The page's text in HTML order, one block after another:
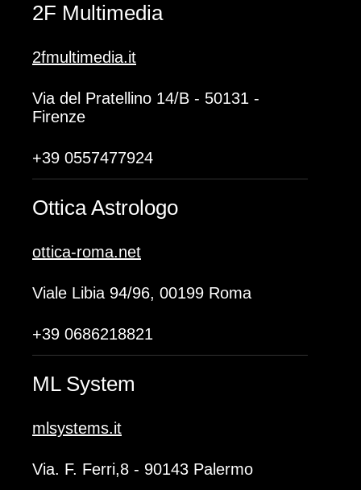
2F Multimedia
2fmultimedia.it
Via del Pratellino 14/B - 50131 -
Firenze
+39 0557477924
Ottica Astrologo
ottica-roma.net
Viale Libia 94/96, 00199 Roma
+39 0686218821
ML System
mlsystems.it
Via. F. Ferri,8 - 90143 Palermo